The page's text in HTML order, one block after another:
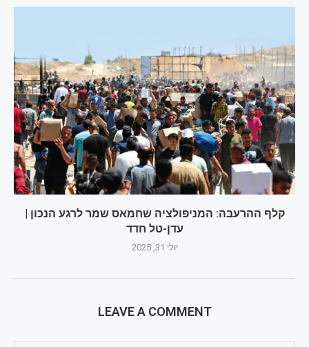
קלף ההרעבה: המניפולציה שחמאס שמר לרגע הנכון |
עדן-טל חדד
יולי 31, 2025
LEAVE A COMMENT